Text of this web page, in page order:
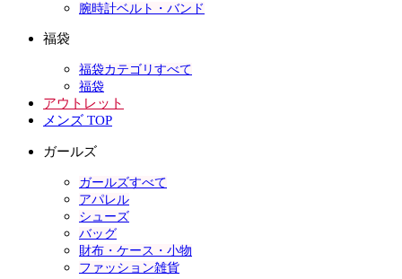
腕時計ベルト・バンド
福袋
福袋カテゴリすべて
福袋
アウトレット
メンズ TOP
ガールズ
ガールズすべて
アパレル
シューズ
バッグ
財布・ケース・小物
ファッション雑貨